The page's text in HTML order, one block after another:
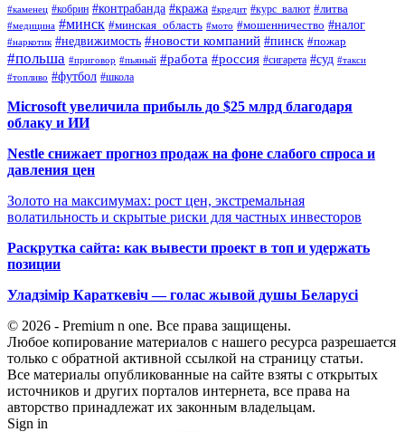
#каменец #кобрин #контрабанда #кража #кредит #курс_валют #литва
#медицина #минск #минская_область #мото #мошенничество #налог
#наркотик #недвижимость #новости компаний #пинск #пожар
#польша #приговор #пьяный #работа #россия #сигарета #суд #такси
#топливо #футбол #школа
Microsoft увеличила прибыль до $25 млрд благодаря
облаку и ИИ
Nestle снижает прогноз продаж на фоне слабого спроса и
давления цен
Золото на максимумах: рост цен, экстремальная
волатильность и скрытые риски для частных инвесторов
Раскрутка сайта: как вывести проект в топ и удержать
позиции
Уладзімір Караткевіч — голас жывой душы Беларусі
© 2026 - Premium n one. Все права защищены.
Любое копирование материалов с нашего ресурса разрешается
только с обратной активной ссылкой на страницу статьи.
Все материалы опубликованные на сайте взяты с открытых
источников и других порталов интернета, все права на
авторство принадлежат их законным владельцам.
Sign in